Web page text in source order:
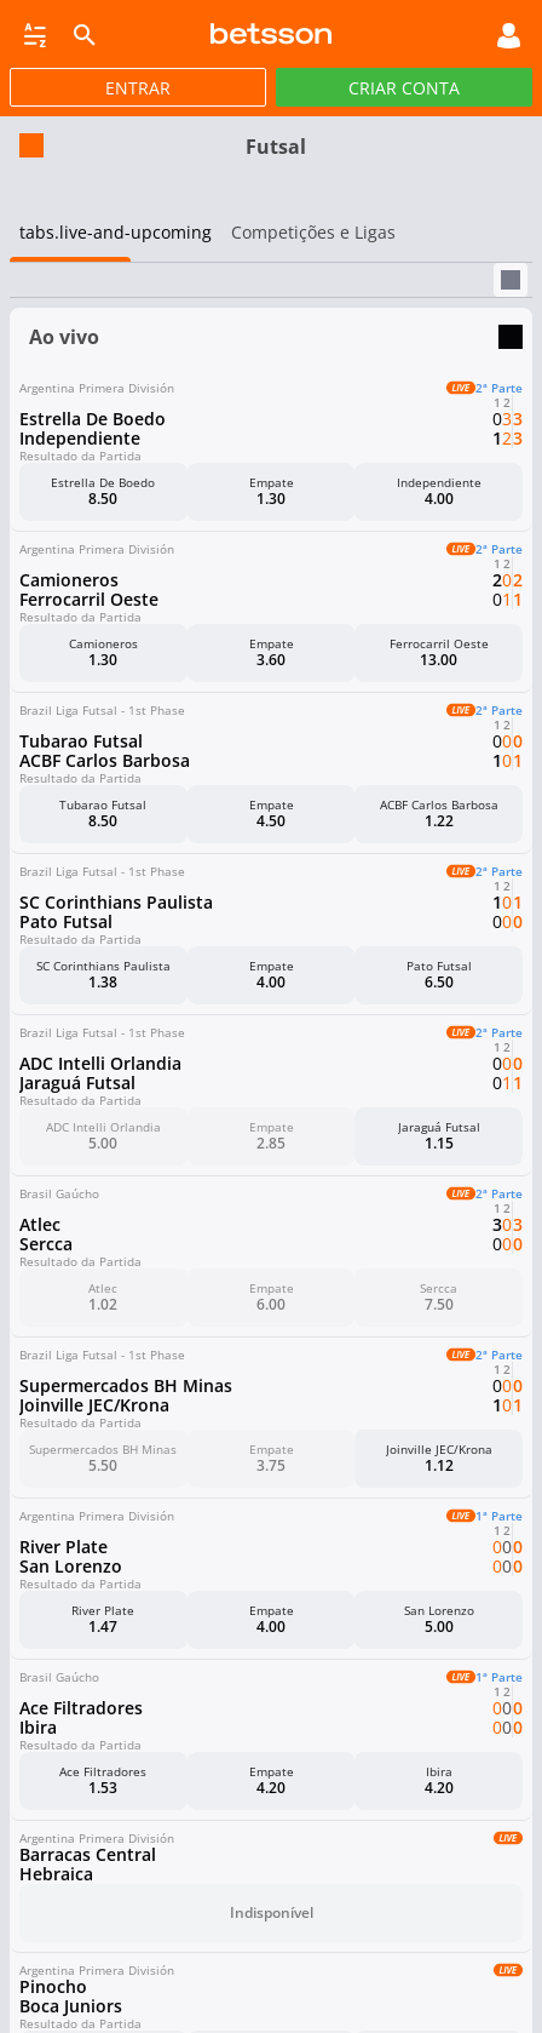
CASSINO AO VIVO JACKPOTS PÔQUER ESPORTES VIRTUAIS
ENTRAR CRIAR CONTA
Futsal
tabs.live-and-upcoming Competições e Ligas
Ao vivo
Argentina Primera División 2ª Parte
Estrella De Boedo
Independiente
1
0
1
2
3
2
3
3
Resultado da Partida
Estrella De Boedo
8.50
Empate
1.30
Independiente
4.00
Argentina Primera División 2ª Parte
Camioneros
Ferrocarril Oeste
1
2
0
2
0
1
2
1
Resultado da Partida
Camioneros
1.30
Empate
3.60
Ferrocarril Oeste
13.00
Brazil Liga Futsal - 1st Phase 2ª Parte
Tubarao Futsal
ACBF Carlos Barbosa
1
0
1
2
0
0
0
1
Resultado da Partida
Tubarao Futsal
8.50
Empate
4.50
ACBF Carlos Barbosa
1.22
Brazil Liga Futsal - 1st Phase 2ª Parte
SC Corinthians Paulista
Pato Futsal
1
1
0
2
0
0
1
0
Resultado da Partida
SC Corinthians Paulista
1.38
Empate
4.00
Pato Futsal
6.50
Brazil Liga Futsal - 1st Phase 2ª Parte
ADC Intelli Orlandia
Jaraguá Futsal
1
0
0
2
0
1
0
1
Resultado da Partida
ADC Intelli Orlandia
5.00
Empate
2.85
Jaraguá Futsal
1.15
Brasil Gaúcho 2ª Parte
Atlec
Sercca
1
3
0
2
0
0
3
0
Resultado da Partida
Atlec
1.02
Empate
6.00
Sercca
7.50
Brazil Liga Futsal - 1st Phase 2ª Parte
Supermercados BH Minas
Joinville JEC/Krona
1
0
1
2
0
0
0
1
Resultado da Partida
Supermercados BH Minas
5.50
Empate
3.75
Joinville JEC/Krona
1.12
Argentina Primera División 1ª Parte
River Plate
San Lorenzo
1
0
0
2
0
0
0
0
Resultado da Partida
River Plate
1.47
Empate
4.00
San Lorenzo
5.00
Brasil Gaúcho 1ª Parte
Ace Filtradores
Ibira
1
0
0
2
0
0
0
0
Resultado da Partida
Ace Filtradores
1.53
Empate
4.20
Ibira
4.20
Argentina Primera División
Barracas Central
Hebraica
Indisponível
Argentina Primera División
Pinocho
Boca Juniors
Resultado da Partida